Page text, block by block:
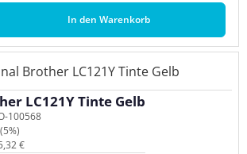
In den Warenkorb
LC121Y Tinte Gelb
100568
€